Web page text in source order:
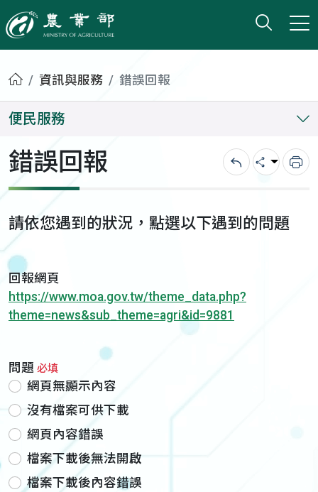
農業部
打開
小版
首頁資訊與服務 錯誤回報
便民服務
錯誤回報 回上一頁
分享 列
請依您遇到的狀況，點選以下遇到的問題
回報網頁
https://www.moa.gov.tw/theme_data.php?
theme=news&sub_theme=agri&id=9881
問題 必填
網頁無顯示內容
沒有檔案可供下載
網頁內容錯誤
檔案下載後無法開啟
檔案下載後內容錯誤